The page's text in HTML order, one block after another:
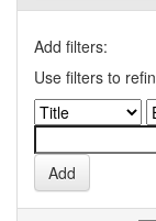
Add filters:
Use filters to